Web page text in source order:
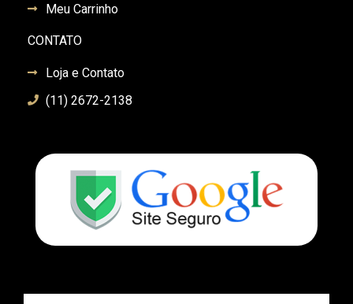
Meu Carrinho
CONTATO
Loja e Contato
(11) 2672-2138